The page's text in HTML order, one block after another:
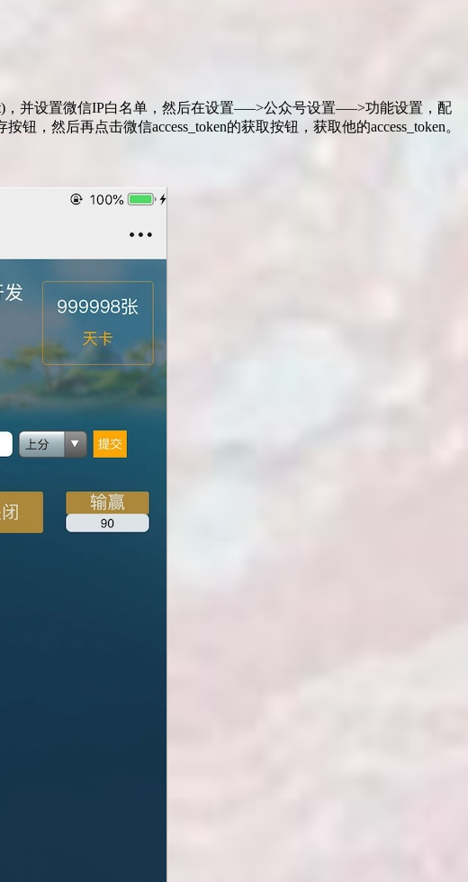
，并设置微信IP白名单，然后在设置—–>公众号设置—–>功能设置，配
，然后再点击微信access_token的获取按钮，获取他的access_token。